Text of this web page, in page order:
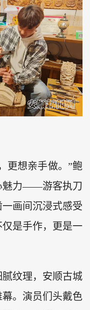
更想亲手做。”鲍
魅力——游客执刀
画间沉浸式感受
是手作，更是一
纹理，安顺古城
。演员们头戴色